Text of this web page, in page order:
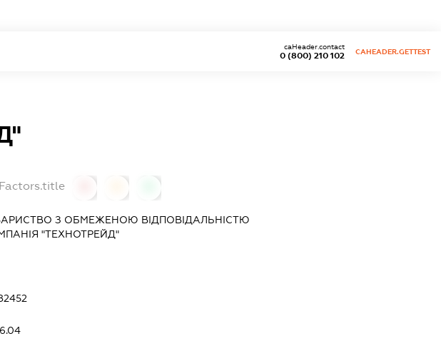
0 (800) 210 102
caHeader.contact
CAHEADER.GETTEST
З ОБМЕЖЕНОЮ ВІДПОВІДАЛЬНІСТЮ
"ТЕХНОТРЕЙД"